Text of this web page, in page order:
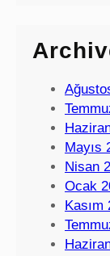
Mayıs
Nisan
Ocak
Kasım